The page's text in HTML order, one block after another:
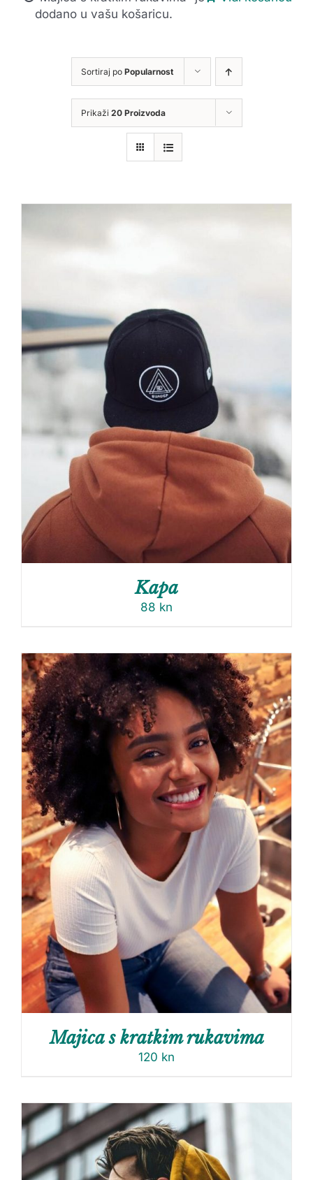
dodano u vašu košaricu.
Sortiraj po Popularnost
Prikaži 20 Proizvoda
Kapa
88 kn
Majica s kratkim rukavima
120 kn